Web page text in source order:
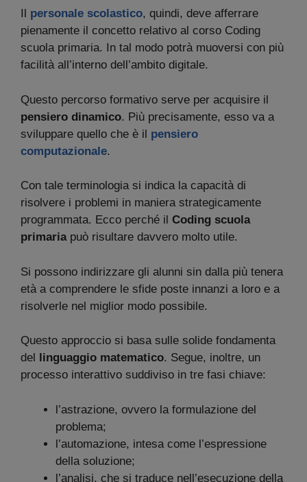
personale scolastico, quindi, deve afferrare
pienamente il concetto relativo al corso Coding
scuola primaria. In tal modo potrà muoversi con più
facilità all’interno dell’ambito digitale.
Questo percorso formativo serve per acquisire il
pensiero dinamico. Più precisamente, esso va a
sviluppare quello che è il pensiero
computazionale.
Con tale terminologia si indica la capacità di
risolvere i problemi in maniera strategicamente
programmata. Ecco perché il Coding scuola
primariapuò risultare davvero molto utile.
Si possono indirizzare gli alunni sin dalla più tenera
età a comprendere le sfide poste innanzi a loro e a
risolverle nel miglior modo possibile.
Questo approccio si basa sulle solide fondamenta
del
linguaggio matematico. Segue, inoltre, un
processo interattivo suddiviso in tre fasi chiave:
l’astrazione, ovvero la formulazione del
problema;
l’automazione, intesa come l’espressione
della soluzione;
l’analisi, che si traduce nell’esecuzione della